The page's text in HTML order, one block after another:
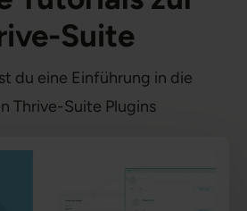
Suite
du eine Einführung in die
Thrive-Suite Plugins